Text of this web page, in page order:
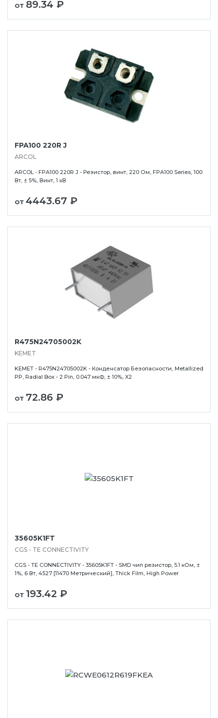
от 89.34 ₽
FPA100 220R J
ARCOL
ARCOL - FPA100 220R J - Резистор, винт, 220 Ом, FPA100 Series, 100
Вт, ± 5%, Винт, 1 кВ
от 4443.67 ₽
R475N24705002K
KEMET
KEMET - R475N24705002K - Конденсатор Безопасности, Metallized
PP, Radial Box - 2 Pin, 0.047 мкФ, ± 10%, X2
от 72.86 ₽
35605K1FT
CGS - TE CONNECTIVITY
CGS - TE CONNECTIVITY - 35605K1FT - SMD чип резистор, 5.1 кОм, ±
1%, 6 Вт, 4527 [11470 Метрический], Thick Film, High Power
от 193.42 ₽